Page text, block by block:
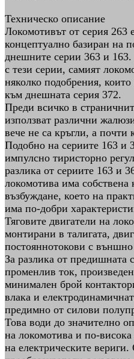
Техническо описание
Локомотивът от серия 263
концептуално базиран на
днешните серии 363 и
с тези серии, самият
няколко подобрения,
към днешната серия 372.
Преди всичко в
използват различни
вече не са кръгли, а
Подобно на сериите 163 и
импулсно тиристорно
разлика от сериите 163 и
локомотива има собствена
възбуждане, което на
има по-добри
Тяговите двигатели на
монтирани в талигата,
постояннотокови с
За разлика от предишната
променлив ток,
минимален брой
влака и
предимно от силови
Това води до значително
на локомотива и по-
на електрическите